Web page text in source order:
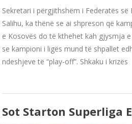
Sekretari i përgjithshëm i Federatës
Salihu, ka thënë se ai shpreson që
e Kosovës do të kthehet kah gjysmja
se kampioni i ligës mund të shpallet
ndeshjeve të “play-off”. Shkaku i krizës
Sot Starton Superliga